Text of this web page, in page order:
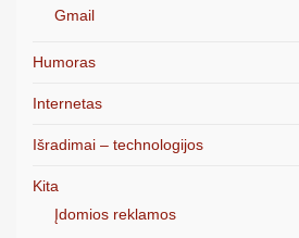
Gmail
Humoras
Internetas
Išradimai – technologijos
Kita
Įdomios reklamos